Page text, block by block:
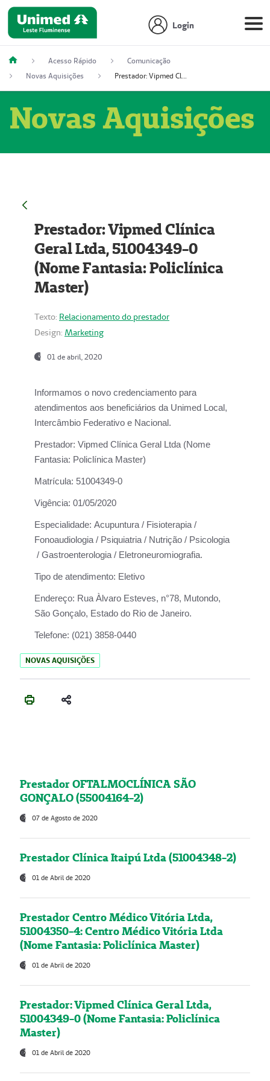
Login
Acesso Rápido
Comunicação
Novas Aquisições
Prestador: Vipmed Clínica Geral Ltda, 51004349-0 (Nome Fantasia: Policlínica Master)
Novas Aquisições
Prestador: Vipmed Clínica
Geral Ltda, 51004349-0
(Nome Fantasia: Policlínica
Master)
Texto: Relacionamento do prestador
Design: Marketing
01 de abril, 2020
Informamos o novo credenciamento para
atendimentos aos beneficiários da Unimed Local,
Intercâmbio Federativo e Nacional.
Prestador: Vipmed Clínica Geral Ltda (Nome
Fantasia: Policlínica Master)
Matrícula: 51004349-0
Vigência: 01/05/2020
Especialidade: Acupuntura / Fisioterapia /
Fonoaudiologia / Psiquiatria / Nutrição / Psicologia
/ Gastroenterologia / Eletroneuromiografia.
Tipo de atendimento: Eletivo
Endereço: Rua Àlvaro Esteves, n°78, Mutondo,
São Gonçalo, Estado do Rio de Janeiro.
Telefone: (021) 3858-0440
NOVAS AQUISIÇÕES
Prestador OFTALMOCLÍNICA SÃO
GONÇALO (55004164-2)
07 de Agosto de 2020
Prestador Clínica Itaipú Ltda (51004348-2)
01 de Abril de 2020
Prestador Centro Médico Vitória Ltda,
51004350-4: Centro Médico Vitória Ltda
(Nome Fantasia: Policlínica Master)
01 de Abril de 2020
Prestador: Vipmed Clínica Geral Ltda,
51004349-0 (Nome Fantasia: Policlínica
Master)
01 de Abril de 2020